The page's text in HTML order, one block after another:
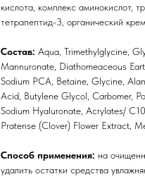
кислота, комплекс аминокислот,
тетрапептид-3, органический
Состав: Aqua, Trimethylglycine,
Mannuronate, Diathomeaceous
Sodium PCA, Betaine, Glycine,
Acid, Butylene Glycol, Carbomer,
Sodium Hyaluronate, Acrylates/
Pratense (Clover) Flower Extract,
Способ применения: на
удалить остатки средства